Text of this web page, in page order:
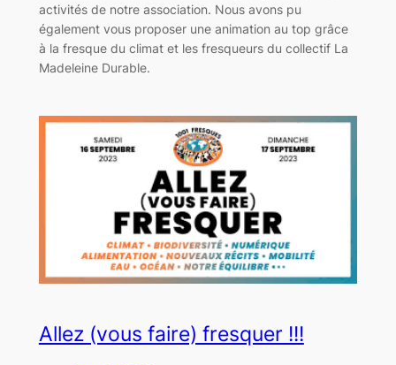
activités de notre association. Nous avons pu
également vous proposer une animation au top grâce
à la fresque du climat et les fresqueurs du collectif La
Madeleine Durable.
Allez (vous faire) fresquer !!!